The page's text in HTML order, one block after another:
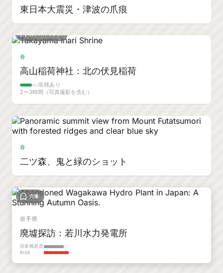
東日本大震災・津波の爪痕
春
高山稲荷神社：北の伏見稲荷
混雑あり
2〜3時間（写真撮影を含む）
春
二ツ森、鬼と緑のショット
穴場
岩手県
廃墟探訪：若川水力発電所
探索難易度
RISK